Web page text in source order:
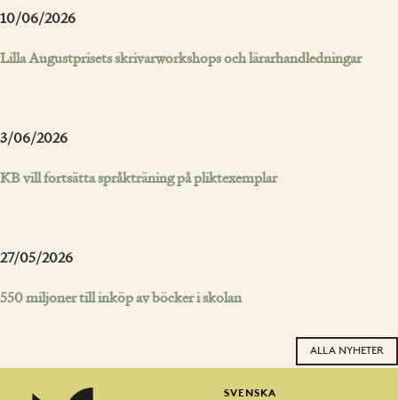
10/06/2026
Lilla Augustprisets skrivarworkshops och lärarhandledningar
3/06/2026
KB vill fortsätta språkträning på pliktexemplar
27/05/2026
550 miljoner till inköp av böcker i skolan
ALLA NYHETER
SVENSKA